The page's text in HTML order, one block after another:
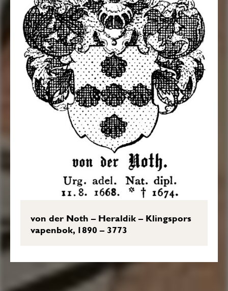
von der Noth – Heraldik – Klingspors
vapenbok, 1890 – 3773